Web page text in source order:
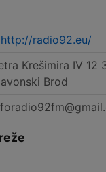
http://radio92.eu/
Krešimira IV 12
Brod